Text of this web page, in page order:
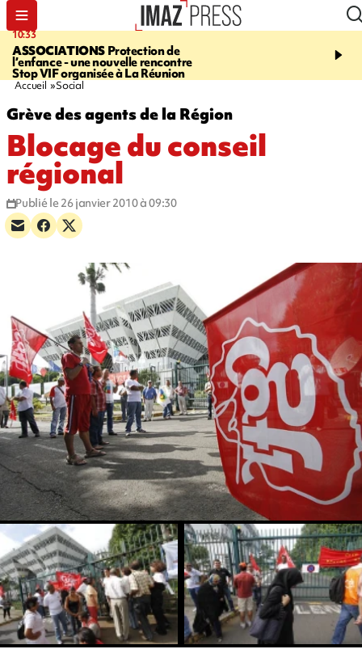
10:33
ASSOCIATIONSProtection de
l’enfance - une nouvelle rencontre
Stop VIF organisée à La Réunion
15:03
VASTE
DANS L'OUEST DU
Accueil Social
Grève des agents de la Région
Blocage du conseil
régional
Publié le 26 janvier 2010 à 09:30